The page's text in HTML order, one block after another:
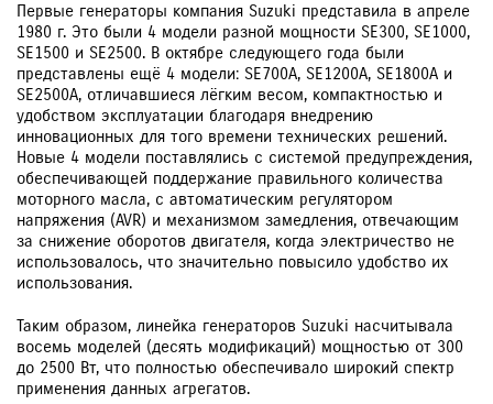
Первые генераторы компания Suzuki представила в апреле
1980 г. Это были 4 модели разной мощности SE300, SE1000,
SE1500 и SE2500. В октябре следующего года были
представлены ещё 4 модели: SE700A, SE1200A, SE1800A и
SE2500A, отличавшиеся лёгким весом, компактностью и
удобством эксплуатации благодаря внедрению
инновационных для того времени технических решений.
Новые 4 модели поставлялись с системой предупреждения,
обеспечивающей поддержание правильного количества
моторного масла, с автоматическим регулятором
напряжения (AVR) и механизмом замедления, отвечающим
за снижение оборотов двигателя, когда электричество не
использовалось, что значительно повысило удобство их
использования.
Таким образом, линейка генераторов Suzuki насчитывала
восемь моделей (десять модификаций) мощностью от 300
до 2500 Вт, что полностью обеспечивало широкий спектр
применения данных агрегатов.